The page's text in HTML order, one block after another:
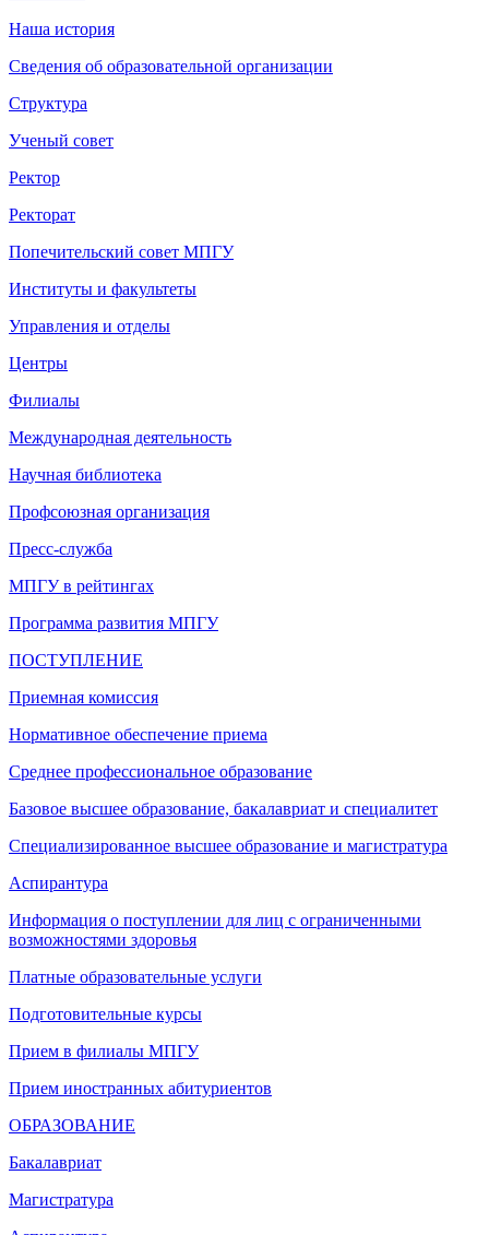
Наша история
Сведения об образовательной организации
Структура
Ученый совет
Ректор
Ректорат
Попечительский совет МПГУ
Институты и факультеты
Управления и отделы
Центры
Филиалы
Международная деятельность
Научная библиотека
Профсоюзная организация
Пресс-служба
МПГУ в рейтингах
Программа развития МПГУ
ПОСТУПЛЕНИЕ
Приемная комиссия
Нормативное обеспечение приема
Среднее профессиональное образование
Базовое высшее образование, бакалавриат и специалитет
Специализированное высшее образование и магистратура
Аспирантура
Информация о поступлении для лиц с ограниченными
возможностями здоровья
Платные образовательные услуги
Подготовительные курсы
Прием в филиалы МПГУ
Прием иностранных абитуриентов
ОБРАЗОВАНИЕ
Бакалавриат
Магистратура